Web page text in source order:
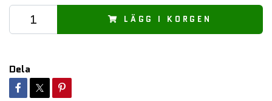
LÄGG I KORGEN
Dela